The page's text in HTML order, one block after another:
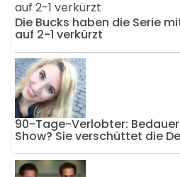
Die Bucks haben die Serie
auf 2-1 verkürzt
90-Tage-Verlobter:
Show? Sie verschüttet die